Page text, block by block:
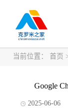
当前位置： 首页
Google
2025-06-06